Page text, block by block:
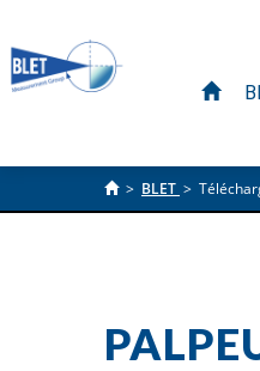
> BLET >